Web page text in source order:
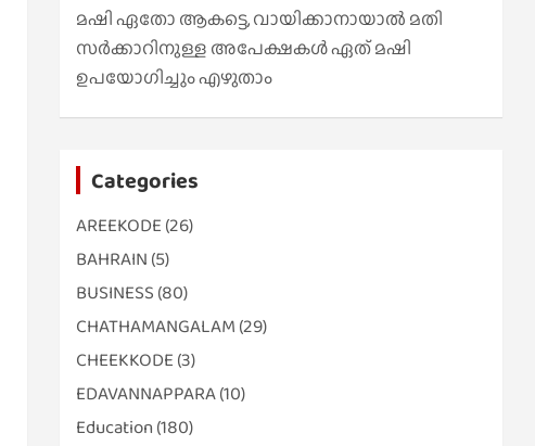
മഷി ഏതോ ആകട്ടെ, വായിക്കാനായാൽ മതി​
സർക്കാറിനുള്ള അപേക്ഷകൾ ഏത് മഷി
ഉപയോഗിച്ചും എഴുതാം
Categories
AREEKODE (26)
BAHRAIN (5)
BUSINESS (80)
CHATHAMANGALAM (29)
CHEEKKODE (3)
EDAVANNAPPARA(10)
Education (180)